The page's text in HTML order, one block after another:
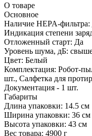
О товаре
Основное
Наличие HEPA-фильтра:
Индикация степени
Отложенный старт: Да
Уровень шума, дБ:
Цвет: Белый
Комплектация: Робот-
шт., Салфетка для
Документация - 1 шт.
Габариты
Длина упаковки: 14.5 см
Ширина упаковки: 36 см
Высота упаковки: 43 см
Вес товара: 4900 г